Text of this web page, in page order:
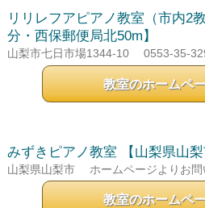
リリレフアピアノ教室（市内2教
分・西保郵便局北50m】
山梨市七日市場1344-10 0553-35-
教室のホームペ
みずきピアノ教室 【山梨県山梨
山梨県山梨市 ホームページよりお問
教室のホームペ